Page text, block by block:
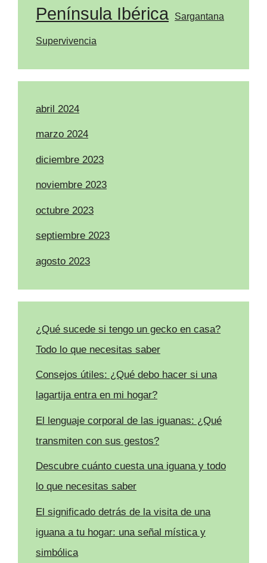
Península Ibérica Sargantana
Supervivencia
abril 2024
marzo 2024
diciembre 2023
noviembre 2023
octubre 2023
septiembre 2023
agosto 2023
¿Qué sucede si tengo un gecko en casa?
Todo lo que necesitas saber
Consejos útiles: ¿Qué debo hacer si una
lagartija entra en mi hogar?
El lenguaje corporal de las iguanas: ¿Qué
transmiten con sus gestos?
Descubre cuánto cuesta una iguana y todo
lo que necesitas saber
El significado detrás de la visita de una
iguana a tu hogar: una señal mística y
simbólica